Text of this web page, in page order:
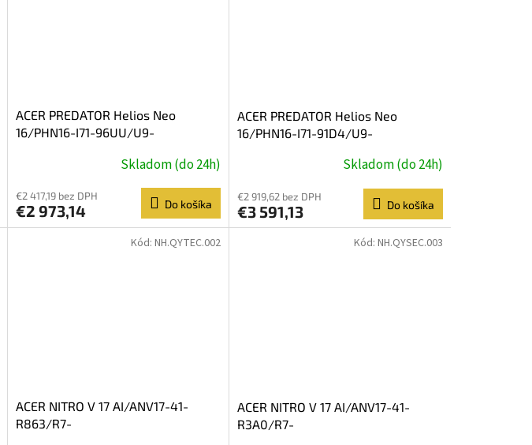
ACER PREDATOR Helios Neo
16/PHN16-I71-96UU/U9-
5070Ti/W11H/BlackSkladom (do 24h)
€2 417,19 bez DPH
€2 973,14 Do košíka
ACER PREDATOR Helios Neo
16/PHN16-I71-91D4/U9-
5080/W11H/Black/2Skladom (do 24h)
€2 919,62 bez DPH
€3 591,13 Do košíka
ACER NITRO V 17 AI/ANV17-41-
R863/R7-
Kód: NH.QYTEC.002
ACER NITRO V 17 AI/ANV17-41-
R3A0/R7-
Kód: NH.QYSEC.003